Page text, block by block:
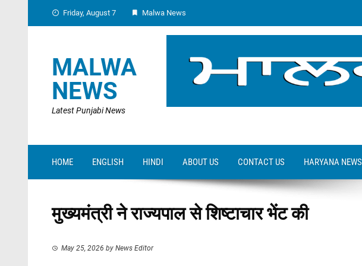
Friday, August 7 Malwa News
MALWA
NEWS
Latest Punjabi News
HOME ENGLISH HINDI ABOUT US CONTACT US HARYANA NEWS
मुख्यमंत्री ने राज्यपाल से शिष्टाचार भेंट की
May 25, 2026 by News Editor